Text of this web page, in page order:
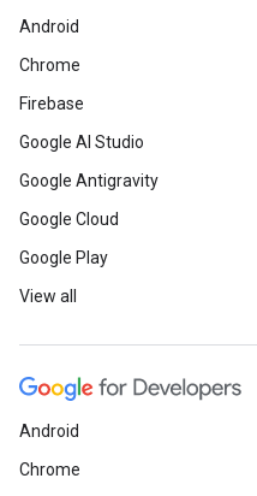
Android
Chrome
Firebase
Google AI Studio
Google Antigravity
Google Cloud
Google Play
View all
Android
Chrome